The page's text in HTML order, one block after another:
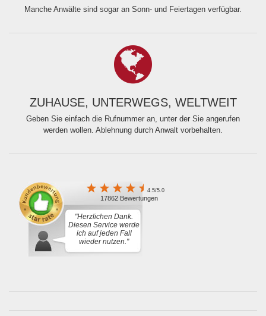
Manche Anwälte sind sogar an Sonn- und Feiertagen verfügbar.
ZUHAUSE, UNTERWEGS, WELTWEIT
Geben Sie einfach die Rufnummer an, unter der Sie angerufen
werden wollen. Ablehnung durch Anwalt vorbehalten.
4.5/5.0
17862 Bewertungen
"Herzlichen Dank.
Diesen Service werde
ich auf jeden Fall
wieder nutzen."